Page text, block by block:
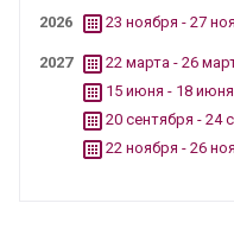
2026 23 ноября - 27
2027
22 марта - 26
15 июня - 18
20 сентября - 24
22 ноября - 26